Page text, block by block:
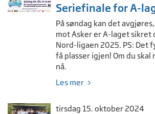
Seriefinale for A-
På søndag kan det
mot Asker er A-laget sikret
Nord-ligaen 2025. PS: Det
få plasser igjen! Om du skal
nå.
Les mer
tirsdag 15. oktober 2024